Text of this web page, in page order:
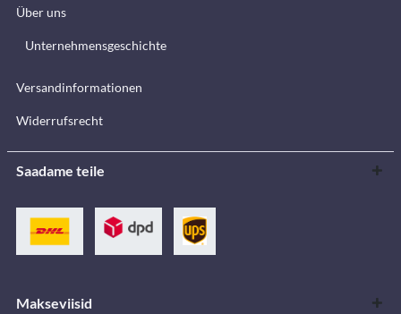
Über uns
Unternehmensgeschichte
Versandinformationen
Widerrufsrecht
Saadame teile
Makseviisid